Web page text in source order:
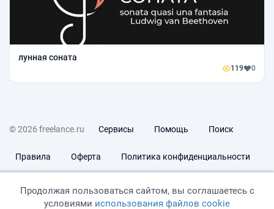
лунная соната
119 0
© 2026 freelance.ru Сервисы Помощь Поиск
Правила Оферта Политика конфиденциальности
Продолжая пользоваться сайтом, вы соглашаетесь с
условиями использования файлов cookie